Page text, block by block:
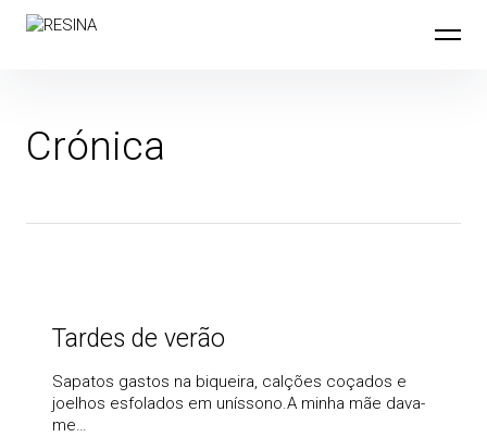
Skip
Crónica
Tardes de verão
Sapatos gastos na biqueira, calções coçados e
joelhos esfolados em uníssono.A minha mãe dava-
me…